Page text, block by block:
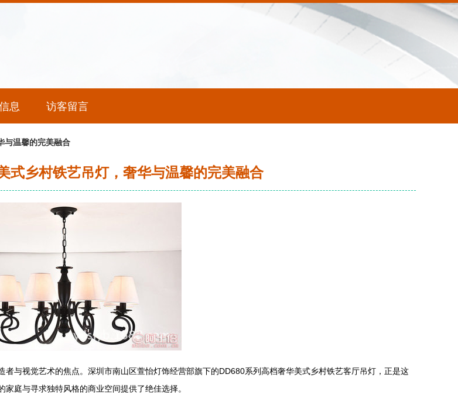
息 访客留言
与温馨的完美融合
式乡村铁艺吊灯，奢华与温馨的完美融合
与视觉艺术的焦点。深圳市南山区萱怡灯饰经营部旗下的DD680系列高档奢华美式乡村铁艺客厅吊灯，正是这
庭与寻求独特风格的商业空间提供了绝佳选择。